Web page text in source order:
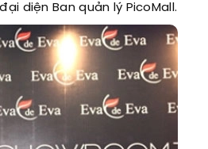
diện Ban quản lý PicoMall.